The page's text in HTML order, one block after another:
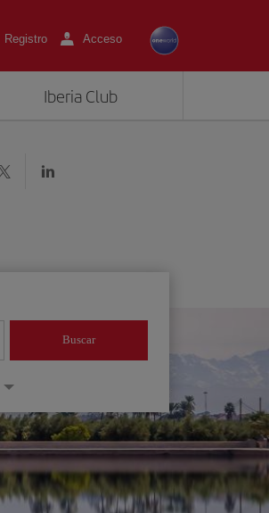
Registro Acceso
Iberia Club
Buscar